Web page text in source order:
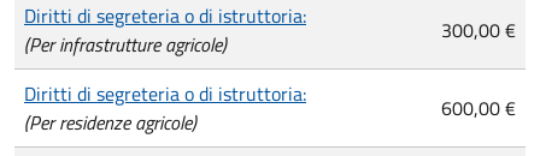
Diritti di segreteria o di istruttoria:
(Per infrastrutture agricole)
300,00 €
Diritti di segreteria o di istruttoria:
(Per residenze agricole)
600,00 €